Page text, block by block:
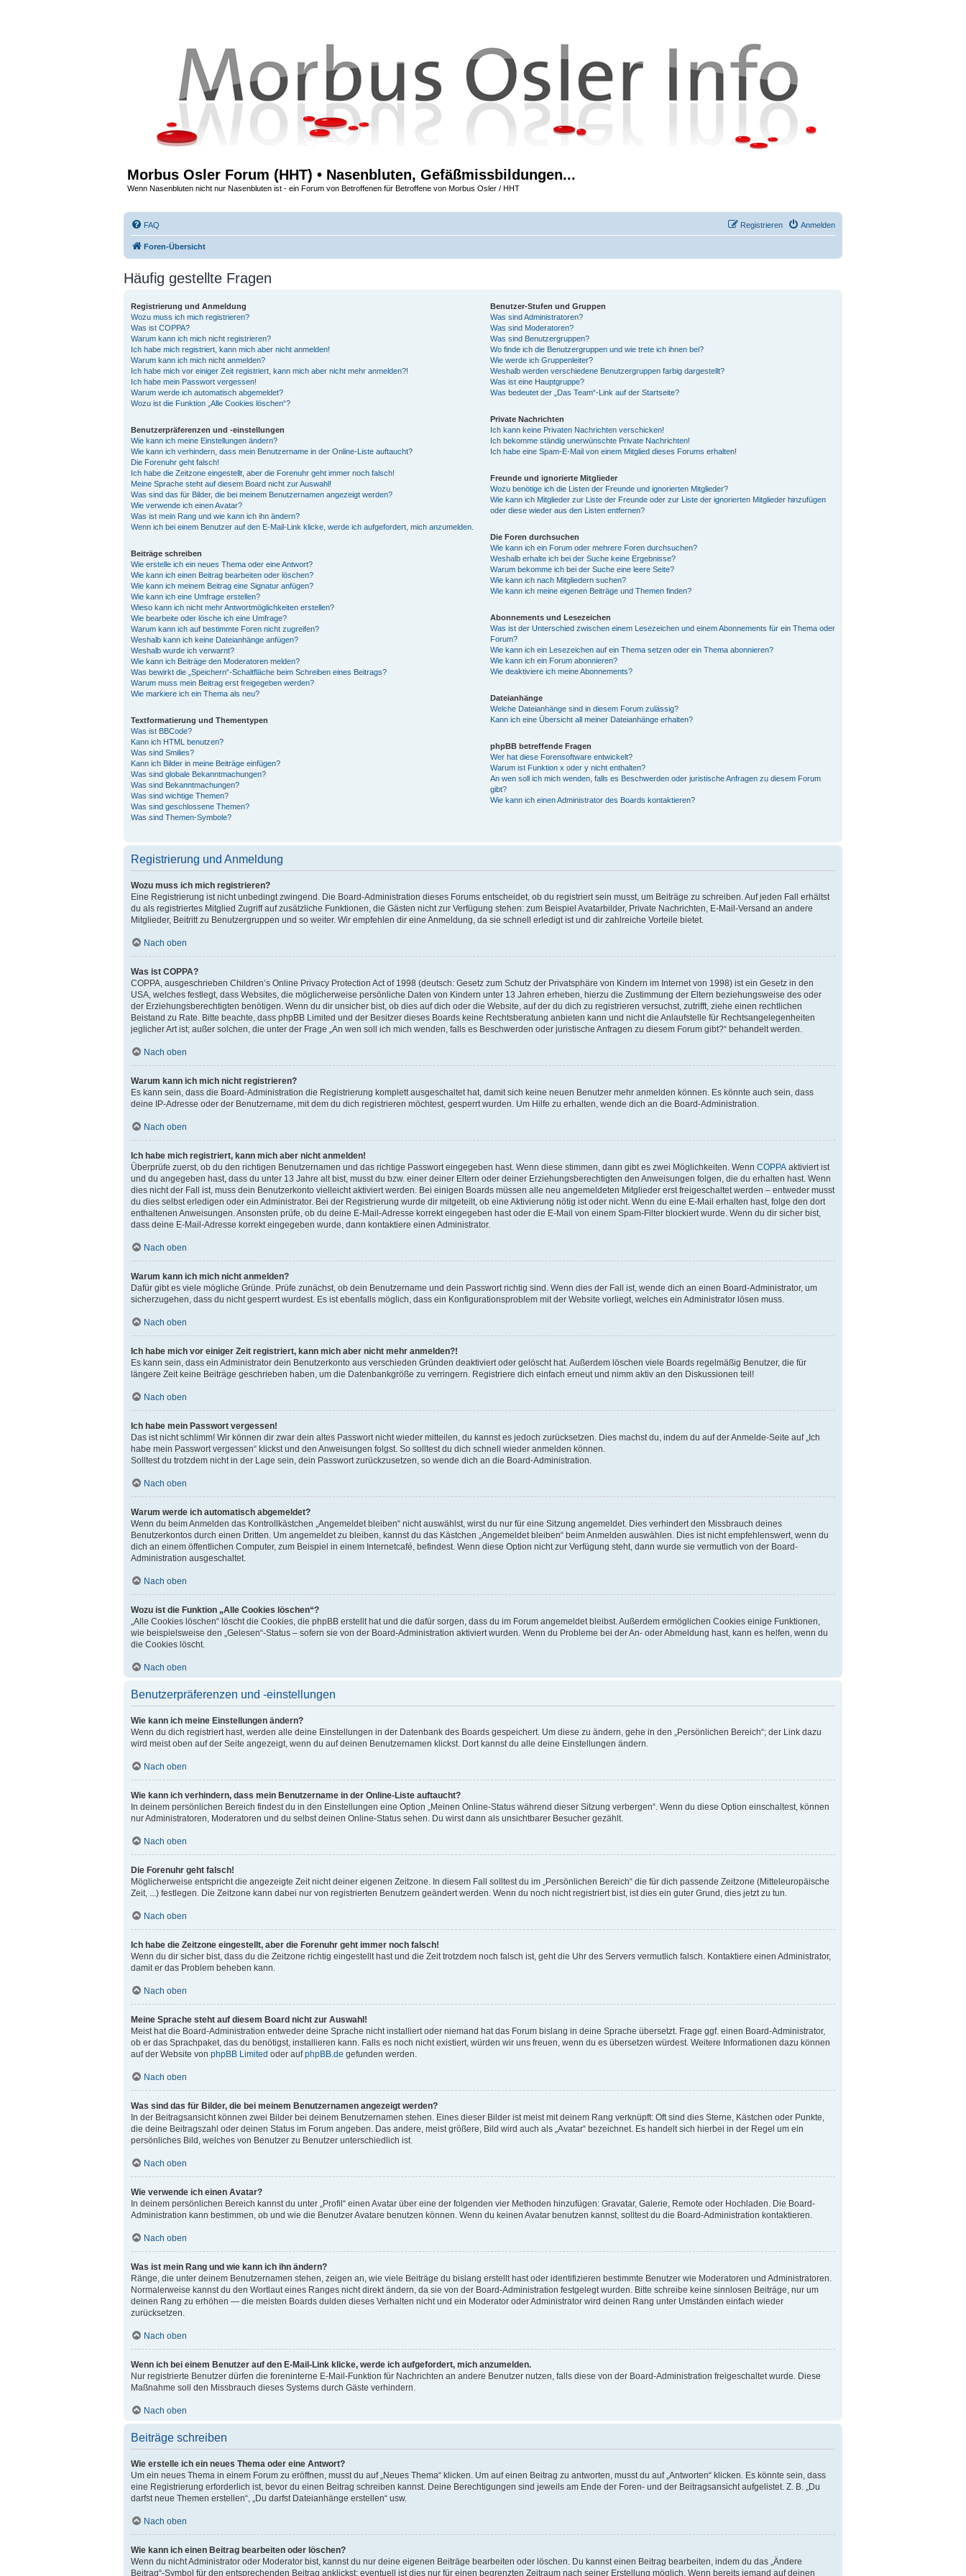
Morbus Osler Forum (HHT) • Nasenbluten, Gefäßmissbildungen...
Wenn Nasenbluten nicht nur Nasenbluten ist - ein Forum von Betroffenen für Betroffene von Morbus Osler / HHT
FAQ Anmelden
Registrieren
Foren-Übersicht
Häufig gestellte Fragen
Registrierung und Anmeldung
Wozu muss ich mich registrieren?
Was ist COPPA?
Warum kann ich mich nicht registrieren?
Ich habe mich registriert, kann mich aber nicht anmelden!
Warum kann ich mich nicht anmelden?
Ich habe mich vor einiger Zeit registriert, kann mich aber nicht mehr anmelden?!
Ich habe mein Passwort vergessen!
Warum werde ich automatisch abgemeldet?
Wozu ist die Funktion „Alle Cookies löschen“?
Benutzerpräferenzen und -einstellungen
Wie kann ich meine Einstellungen ändern?
Wie kann ich verhindern, dass mein Benutzername in der Online-Liste auftaucht?
Die Forenuhr geht falsch!
Ich habe die Zeitzone eingestellt, aber die Forenuhr geht immer noch falsch!
Meine Sprache steht auf diesem Board nicht zur Auswahl!
Was sind das für Bilder, die bei meinem Benutzernamen angezeigt werden?
Wie verwende ich einen Avatar?
Was ist mein Rang und wie kann ich ihn ändern?
Wenn ich bei einem Benutzer auf den E-Mail-Link klicke, werde ich aufgefordert, mich anzumelden.
Beiträge schreiben
Wie erstelle ich ein neues Thema oder eine Antwort?
Wie kann ich einen Beitrag bearbeiten oder löschen?
Wie kann ich meinem Beitrag eine Signatur anfügen?
Wie kann ich eine Umfrage erstellen?
Wieso kann ich nicht mehr Antwortmöglichkeiten erstellen?
Wie bearbeite oder lösche ich eine Umfrage?
Warum kann ich auf bestimmte Foren nicht zugreifen?
Weshalb kann ich keine Dateianhänge anfügen?
Weshalb wurde ich verwarnt?
Wie kann ich Beiträge den Moderatoren melden?
Was bewirkt die „Speichern“-Schaltfläche beim Schreiben eines Beitrags?
Warum muss mein Beitrag erst freigegeben werden?
Wie markiere ich ein Thema als neu?
Textformatierung und Thementypen
Was ist BBCode?
Kann ich HTML benutzen?
Was sind Smilies?
Kann ich Bilder in meine Beiträge einfügen?
Was sind globale Bekanntmachungen?
Was sind Bekanntmachungen?
Was sind wichtige Themen?
Was sind geschlossene Themen?
Was sind Themen-Symbole?
Benutzer-Stufen und Gruppen
Was sind Administratoren?
Was sind Moderatoren?
Was sind Benutzergruppen?
Wo finde ich die Benutzergruppen und wie trete ich ihnen bei?
Wie werde ich Gruppenleiter?
Weshalb werden verschiedene Benutzergruppen farbig dargestellt?
Was ist eine Hauptgruppe?
Was bedeutet der „Das Team“-Link auf der Startseite?
Private Nachrichten
Ich kann keine Privaten Nachrichten verschicken!
Ich bekomme ständig unerwünschte Private Nachrichten!
Ich habe eine Spam-E-Mail von einem Mitglied dieses Forums erhalten!
Freunde und ignorierte Mitglieder
Wozu benötige ich die Listen der Freunde und ignorierten Mitglieder?
Wie kann ich Mitglieder zur Liste der Freunde oder zur Liste der ignorierten Mitglieder hinzufügen
oder diese wieder aus den Listen entfernen?
Die Foren durchsuchen
Wie kann ich ein Forum oder mehrere Foren durchsuchen?
Weshalb erhalte ich bei der Suche keine Ergebnisse?
Warum bekomme ich bei der Suche eine leere Seite?
Wie kann ich nach Mitgliedern suchen?
Wie kann ich meine eigenen Beiträge und Themen finden?
Abonnements und Lesezeichen
Was ist der Unterschied zwischen einem Lesezeichen und einem Abonnements für ein Thema oder
Forum?
Wie kann ich ein Lesezeichen auf ein Thema setzen oder ein Thema abonnieren?
Wie kann ich ein Forum abonnieren?
Wie deaktiviere ich meine Abonnements?
Dateianhänge
Welche Dateianhänge sind in diesem Forum zulässig?
Kann ich eine Übersicht all meiner Dateianhänge erhalten?
phpBB betreffende Fragen
Wer hat diese Forensoftware entwickelt?
Warum ist Funktion x oder y nicht enthalten?
An wen soll ich mich wenden, falls es Beschwerden oder juristische Anfragen zu diesem Forum
gibt?
Wie kann ich einen Administrator des Boards kontaktieren?
Registrierung und Anmeldung
Wozu muss ich mich registrieren?
Eine Registrierung ist nicht unbedingt zwingend. Die Board-Administration dieses Forums entscheidet, ob du registriert sein musst, um Beiträge zu schreiben. Auf jeden Fall erhältst
du als registriertes Mitglied Zugriff auf zusätzliche Funktionen, die Gästen nicht zur Verfügung stehen: zum Beispiel Avatarbilder, Private Nachrichten, E-Mail-Versand an andere
Mitglieder, Beitritt zu Benutzergruppen und so weiter. Wir empfehlen dir eine Anmeldung, da sie schnell erledigt ist und dir zahlreiche Vorteile bietet.
Nach oben
Was ist COPPA?
COPPA, ausgeschrieben Children’s Online Privacy Protection Act of 1998 (deutsch: Gesetz zum Schutz der Privatsphäre von Kindern im Internet von 1998) ist ein Gesetz in den
USA, welches festlegt, dass Websites, die möglicherweise persönliche Daten von Kindern unter 13 Jahren erheben, hierzu die Zustimmung der Eltern beziehungsweise des oder
der Erziehungsberechtigten benötigen. Wenn du dir unsicher bist, ob dies auf dich oder die Website, auf der du dich zu registrieren versuchst, zutrifft, ziehe einen rechtlichen
Beistand zu Rate. Bitte beachte, dass phpBB Limited und der Besitzer dieses Boards keine Rechtsberatung anbieten kann und nicht die Anlaufstelle für Rechtsangelegenheiten
jeglicher Art ist; außer solchen, die unter der Frage „An wen soll ich mich wenden, falls es Beschwerden oder juristische Anfragen zu diesem Forum gibt?“ behandelt werden.
Nach oben
Warum kann ich mich nicht registrieren?
Es kann sein, dass die Board-Administration die Registrierung komplett ausgeschaltet hat, damit sich keine neuen Benutzer mehr anmelden können. Es könnte auch sein, dass
deine IP-Adresse oder der Benutzername, mit dem du dich registrieren möchtest, gesperrt wurden. Um Hilfe zu erhalten, wende dich an die Board-Administration.
Nach oben
Ich habe mich registriert, kann mich aber nicht anmelden!
Überprüfe zuerst, ob du den richtigen Benutzernamen und das richtige Passwort eingegeben hast. Wenn diese stimmen, dann gibt es zwei Möglichkeiten. Wenn COPPA aktiviert ist
und du angegeben hast, dass du unter 13 Jahre alt bist, musst du bzw. einer deiner Eltern oder deiner Erziehungsberechtigten den Anweisungen folgen, die du erhalten hast. Wenn
dies nicht der Fall ist, muss dein Benutzerkonto vielleicht aktiviert werden. Bei einigen Boards müssen alle neu angemeldeten Mitglieder erst freigeschaltet werden – entweder musst
du dies selbst erledigen oder ein Administrator. Bei der Registrierung wurde dir mitgeteilt, ob eine Aktivierung nötig ist oder nicht. Wenn du eine E-Mail erhalten hast, folge den dort
enthaltenen Anweisungen. Ansonsten prüfe, ob du deine E-Mail-Adresse korrekt eingegeben hast oder die E-Mail von einem Spam-Filter blockiert wurde. Wenn du dir sicher bist,
dass deine E-Mail-Adresse korrekt eingegeben wurde, dann kontaktiere einen Administrator.
Nach oben
Warum kann ich mich nicht anmelden?
Dafür gibt es viele mögliche Gründe. Prüfe zunächst, ob dein Benutzername und dein Passwort richtig sind. Wenn dies der Fall ist, wende dich an einen Board-Administrator, um
sicherzugehen, dass du nicht gesperrt wurdest. Es ist ebenfalls möglich, dass ein Konfigurationsproblem mit der Website vorliegt, welches ein Administrator lösen muss.
Nach oben
Ich habe mich vor einiger Zeit registriert, kann mich aber nicht mehr anmelden?!
Es kann sein, dass ein Administrator dein Benutzerkonto aus verschieden Gründen deaktiviert oder gelöscht hat. Außerdem löschen viele Boards regelmäßig Benutzer, die für
längere Zeit keine Beiträge geschrieben haben, um die Datenbankgröße zu verringern. Registriere dich einfach erneut und nimm aktiv an den Diskussionen teil!
Nach oben
Ich habe mein Passwort vergessen!
Das ist nicht schlimm! Wir können dir zwar dein altes Passwort nicht wieder mitteilen, du kannst es jedoch zurücksetzen. Dies machst du, indem du auf der Anmelde-Seite auf „Ich
habe mein Passwort vergessen“ klickst und den Anweisungen folgst. So solltest du dich schnell wieder anmelden können.
Solltest du trotzdem nicht in der Lage sein, dein Passwort zurückzusetzen, so wende dich an die Board-Administration.
Nach oben
Warum werde ich automatisch abgemeldet?
Wenn du beim Anmelden das Kontrollkästchen „Angemeldet bleiben“ nicht auswählst, wirst du nur für eine Sitzung angemeldet. Dies verhindert den Missbrauch deines
Benutzerkontos durch einen Dritten. Um angemeldet zu bleiben, kannst du das Kästchen „Angemeldet bleiben“ beim Anmelden auswählen. Dies ist nicht empfehlenswert, wenn du
dich an einem öffentlichen Computer, zum Beispiel in einem Internetcafé, befindest. Wenn diese Option nicht zur Verfügung steht, dann wurde sie vermutlich von der Board-
Administration ausgeschaltet.
Nach oben
Wozu ist die Funktion „Alle Cookies löschen“?
„Alle Cookies löschen“ löscht die Cookies, die phpBB erstellt hat und die dafür sorgen, dass du im Forum angemeldet bleibst. Außerdem ermöglichen Cookies einige Funktionen,
wie beispielsweise den „Gelesen“-Status – sofern sie von der Board-Administration aktiviert wurden. Wenn du Probleme bei der An- oder Abmeldung hast, kann es helfen, wenn du
die Cookies löscht.
Nach oben
Benutzerpräferenzen und -einstellungen
Wie kann ich meine Einstellungen ändern?
Wenn du dich registriert hast, werden alle deine Einstellungen in der Datenbank des Boards gespeichert. Um diese zu ändern, gehe in den „Persönlichen Bereich“; der Link dazu
wird meist oben auf der Seite angezeigt, wenn du auf deinen Benutzernamen klickst. Dort kannst du alle deine Einstellungen ändern.
Nach oben
Wie kann ich verhindern, dass mein Benutzername in der Online-Liste auftaucht?
In deinem persönlichen Bereich findest du in den Einstellungen eine Option „Meinen Online-Status während dieser Sitzung verbergen“. Wenn du diese Option einschaltest, können
nur Administratoren, Moderatoren und du selbst deinen Online-Status sehen. Du wirst dann als unsichtbarer Besucher gezählt.
Nach oben
Die Forenuhr geht falsch!
Möglicherweise entspricht die angezeigte Zeit nicht deiner eigenen Zeitzone. In diesem Fall solltest du im „Persönlichen Bereich“ die für dich passende Zeitzone (Mitteleuropäische
Zeit, ...) festlegen. Die Zeitzone kann dabei nur von registrierten Benutzern geändert werden. Wenn du noch nicht registriert bist, ist dies ein guter Grund, dies jetzt zu tun.
Nach oben
Ich habe die Zeitzone eingestellt, aber die Forenuhr geht immer noch falsch!
Wenn du dir sicher bist, dass du die Zeitzone richtig eingestellt hast und die Zeit trotzdem noch falsch ist, geht die Uhr des Servers vermutlich falsch. Kontaktiere einen Administrator,
damit er das Problem beheben kann.
Nach oben
Meine Sprache steht auf diesem Board nicht zur Auswahl!
Meist hat die Board-Administration entweder deine Sprache nicht installiert oder niemand hat das Forum bislang in deine Sprache übersetzt. Frage ggf. einen Board-Administrator,
ob er das Sprachpaket, das du benötigst, installieren kann. Falls es noch nicht existiert, würden wir uns freuen, wenn du es übersetzen würdest. Weitere Informationen dazu können
auf der Website von phpBB Limited oder aufphpBB.de gefunden werden.
Nach oben
Was sind das für Bilder, die bei meinem Benutzernamen angezeigt werden?
In der Beitragsansicht können zwei Bilder bei deinem Benutzernamen stehen. Eines dieser Bilder ist meist mit deinem Rang verknüpft: Oft sind dies Sterne, Kästchen oder Punkte,
die deine Beitragszahl oder deinen Status im Forum angeben. Das andere, meist größere, Bild wird auch als „Avatar“ bezeichnet. Es handelt sich hierbei in der Regel um ein
persönliches Bild, welches von Benutzer zu Benutzer unterschiedlich ist.
Nach oben
Wie verwende ich einen Avatar?
In deinem persönlichen Bereich kannst du unter „Profil“ einen Avatar über eine der folgenden vier Methoden hinzufügen: Gravatar, Galerie, Remote oder Hochladen. Die Board-
Administration kann bestimmen, ob und wie die Benutzer Avatare benutzen können. Wenn du keinen Avatar benutzen kannst, solltest du die Board-Administration kontaktieren.
Nach oben
Was ist mein Rang und wie kann ich ihn ändern?
Ränge, die unter deinem Benutzernamen stehen, zeigen an, wie viele Beiträge du bislang erstellt hast oder identifizieren bestimmte Benutzer wie Moderatoren und Administratoren.
Normalerweise kannst du den Wortlaut eines Ranges nicht direkt ändern, da sie von der Board-Administration festgelegt wurden. Bitte schreibe keine sinnlosen Beiträge, nur um
deinen Rang zu erhöhen — die meisten Boards dulden dieses Verhalten nicht und ein Moderator oder Administrator wird deinen Rang unter Umständen einfach wieder
zurücksetzen.
Nach oben
Wenn ich bei einem Benutzer auf den E-Mail-Link klicke, werde ich aufgefordert, mich anzumelden.
Nur registrierte Benutzer dürfen die foreninterne E-Mail-Funktion für Nachrichten an andere Benutzer nutzen, falls diese von der Board-Administration freigeschaltet wurde. Diese
Maßnahme soll den Missbrauch dieses Systems durch Gäste verhindern.
Nach oben
Beiträge schreiben
Wie erstelle ich ein neues Thema oder eine Antwort?
Um ein neues Thema in einem Forum zu eröffnen, musst du auf „Neues Thema“ klicken. Um auf einen Beitrag zu antworten, musst du auf „Antworten“ klicken. Es könnte sein, dass
eine Registrierung erforderlich ist, bevor du einen Beitrag schreiben kannst. Deine Berechtigungen sind jeweils am Ende der Foren- und der Beitragsansicht aufgelistet. Z. B. „Du
darfst neue Themen erstellen“, „Du darfst Dateianhänge erstellen“ usw.
Nach oben
Wie kann ich einen Beitrag bearbeiten oder löschen?
Wenn du nicht Administrator oder Moderator bist, kannst du nur deine eigenen Beiträge bearbeiten oder löschen. Du kannst einen Beitrag bearbeiten, indem du das „Ändere
Beitrag“-Symbol für den entsprechenden Beitrag anklickst; eventuell ist dies nur für einen begrenzten Zeitraum nach seiner Erstellung möglich. Wenn bereits jemand auf deinen